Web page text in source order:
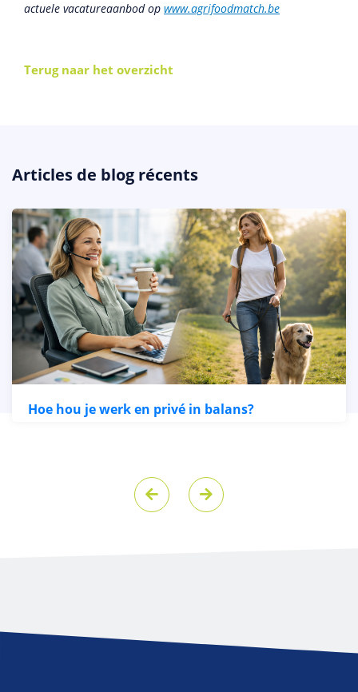
actuele vacatureaanbod op www.agrifoodmatch.be
Terug naar het overzicht
Articles de blog récents
Hoe hou je werk en privé in balans?